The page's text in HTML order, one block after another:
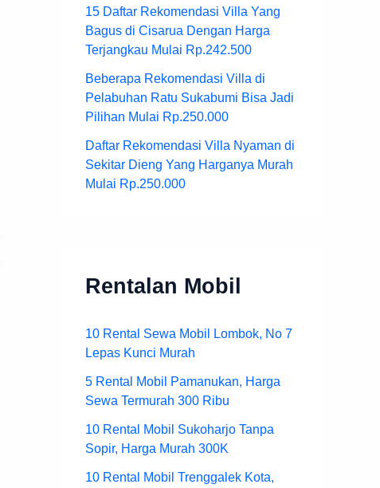
15 Daftar Rekomendasi Villa Yang
Bagus di Cisarua Dengan Harga
Terjangkau Mulai Rp.242.500
Beberapa Rekomendasi Villa di
Pelabuhan Ratu Sukabumi Bisa Jadi
Pilihan Mulai Rp.250.000
Daftar Rekomendasi Villa Nyaman di
Sekitar Dieng Yang Harganya Murah
Mulai Rp.250.000
Rentalan Mobil
10 Rental Sewa Mobil Lombok, No 7
Lepas Kunci Murah
5 Rental Mobil Pamanukan, Harga
Sewa Termurah 300 Ribu
10 Rental Mobil Sukoharjo Tanpa
Sopir, Harga Murah 300K
10 Rental Mobil Trenggalek Kota,